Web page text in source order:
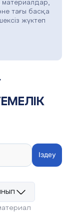
материалдар,
тағы басқа
жүктеп
Іздеу